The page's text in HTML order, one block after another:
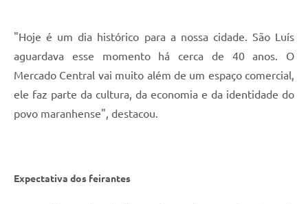
"Hoje é um dia histórico para a nossa cidade. São Luís
aguardava esse momento há cerca de 40 anos. O
Mercado Central vai muito além de um espaço comercial,
ele faz parte da cultura, da economia e da identidade do
povo maranhense", destacou.
Expectativa dos feirantes